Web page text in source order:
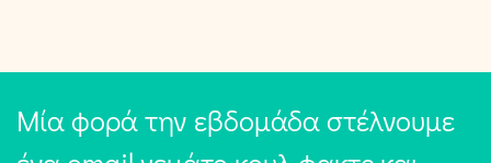
Μία φορά την εβδομάδα στέλνουμε